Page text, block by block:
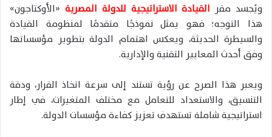
ويُجسد مقر القيادة الاستراتيجية للدولة المصرية «الأوكتاجون»
هذا التوجه؛ فهو يمثل نموذجًا متقدمًا لمنظومة القيادة
والسيطرة الحديثة، ويعكس اهتمام الدولة بتطوير مؤسساتها
وفق أحدث المعايير التقنية والإدارية.
ويعبر هذا الصرح عن رؤية تستند إلى سرعة اتخاذ القرار، ودقة
التنسيق، والاستعداد للتعامل مع مختلف المتغيرات، في إطار
استراتيجية شاملة تستهدف تعزيز كفاءة مؤسسات الدولة.